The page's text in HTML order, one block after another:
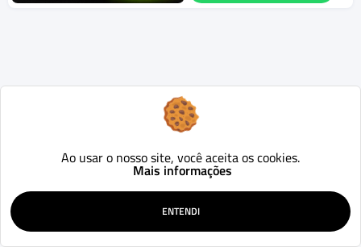
Ao usar o nosso site, você aceita os cookies.
Mais informações
ENTENDI